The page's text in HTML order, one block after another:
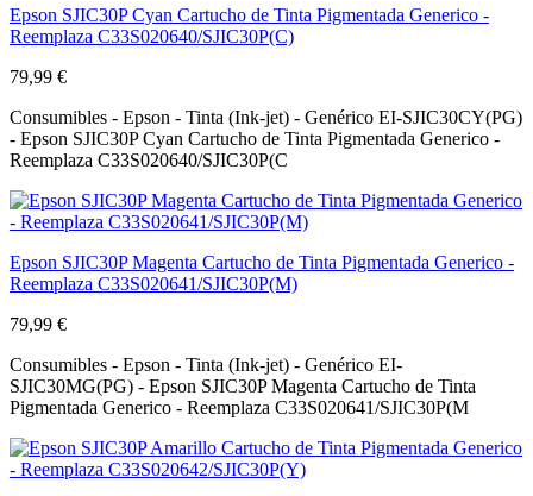
Epson SJIC30P Cyan Cartucho de Tinta Pigmentada Generico -
Reemplaza C33S020640/SJIC30P(C)
79,99 €
Consumibles - Epson - Tinta (Ink-jet) - Genérico EI-SJIC30CY(PG)
- Epson SJIC30P Cyan Cartucho de Tinta Pigmentada Generico -
Reemplaza C33S020640/SJIC30P(C
Epson SJIC30P Magenta Cartucho de Tinta Pigmentada Generico -
Reemplaza C33S020641/SJIC30P(M)
79,99 €
Consumibles - Epson - Tinta (Ink-jet) - Genérico EI-
SJIC30MG(PG) - Epson SJIC30P Magenta Cartucho de Tinta
Pigmentada Generico - Reemplaza C33S020641/SJIC30P(M